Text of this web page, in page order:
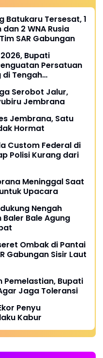
Batukaru Tersesat, 1
2 WNA Rusia
SAR Gabungan
Bupati
Persatuan
di Tengah
Serobot Jalur,
Jembrana
Jembrana, Satu
Hormat
Custom Federal di
Polisi Kurang dari
Meninggal Saat
Upacara
Nengah
Bale Agung
Ombak di Pantai
Gabungan Sisir Laut
Pemelastian, Bupati
Jaga Toleransi
Penyu
Kabur